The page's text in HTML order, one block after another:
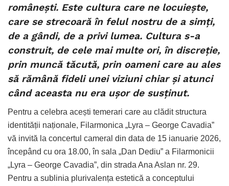
românești. Este cultura care ne locuiește,
care se strecoară în felul nostru de a simți,
de a gândi, de a privi lumea. Cultura s-a
construit, de cele mai multe ori, în discreție,
prin muncă tăcută, prin oameni care au ales
să rămână fideli unei viziuni chiar și atunci
când aceasta nu era ușor de susținut.
Pentru a celebra acești temerari care au clădit structura
identității naționale, Filarmonica „Lyra – George Cavadia”
vă invită la concertul cameral din data de 15 ianuarie 2026,
începând cu ora 18.00, în sala „Dan Dediu” a Filarmonicii
„Lyra – George Cavadia”, din strada Ana Aslan nr. 29.
Pentru a sublinia plurivalența estetică a conceptului